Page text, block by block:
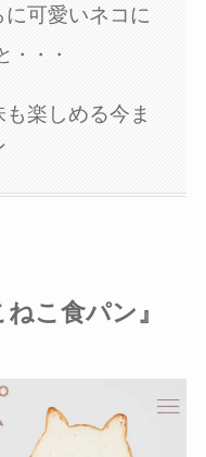
可愛いネコに
・・・
楽しめる今ま
こ食パン』